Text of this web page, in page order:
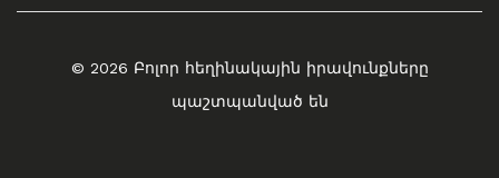
© 2026 Բոլոր հեղինակային իրավունքները
պաշտպանված են